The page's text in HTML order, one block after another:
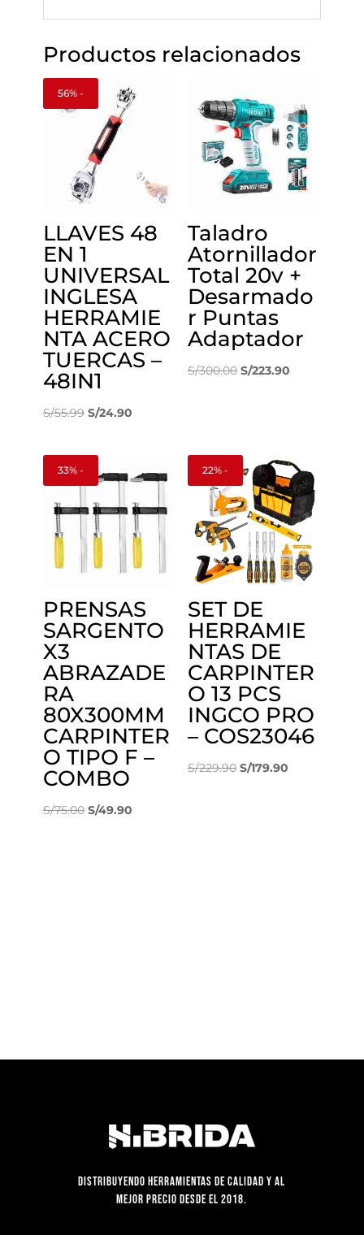
Productos relacionados
56% -
LLAVES 48
EN 1
UNIVERSAL
INGLESA
HERRAMIE
NTA ACERO
TUERCAS –
48IN1
S/55.99 El
original
era:
S/55.99.
S/24.90El
es:
S/24.90.
Taladro
Atornillador
Total 20v +
Desarmado
r Puntas
Adaptador
S/300.00 El
S/300.00.
S/223.90El
33% -
PRENSAS
SARGENTO
X3
ABRAZADE
RA
80X300MM
CARPINTER
O TIPO F –
COMBO
S/75.00 El
S/49.90El
22% -
SET DE
HERRAMIE
NTAS DE
CARPINTER
O 13 PCS
INGCO PRO
– COS23046
S/229.90 El
S/179.90El
Distribuyendo herramientas de calidad y al
mejor precio desde el 2018.